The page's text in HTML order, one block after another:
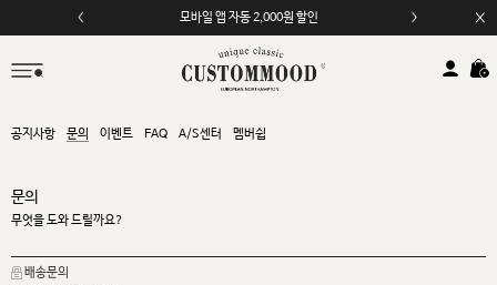
모바일 앱 자동 2,000원 할인
공지사항 문의 이벤트 FAQ A/S센터 멤버쉽
문의
무엇을 도와 드릴까요?
배송문의